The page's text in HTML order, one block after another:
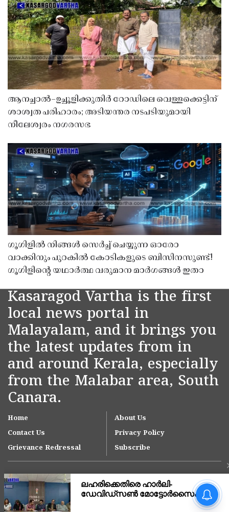
ആനച്ചാൽ–ഉച്ചൂളിക്കുതിർ റോഡിലെ വെള്ളക്കെട്ടിന്
ശാശ്വത പരിഹാരം; അടിയന്തര നടപടിയുമായി
നീലേശ്വരം നഗരസഭ
ഗൂഗിളിൽ നിങ്ങൾ സെർച്ച് ചെയ്യുന്ന ഓരോ
വാക്കിനും പുറകിൽ കോടികളുടെ ബിസിനസുണ്ട്!
ഗൂഗിളിന്റെ യഥാർത്ഥ വരുമാന മാർഗങ്ങൾ ഇതാ
Kasaragod Vartha is the first
local news portal in
Malayalam, and it brings you
the latest updates from in
and around Kerala, especially
from the Malabar area, South
Canara.
Home
About Us
Contact Us
Privacy Policy
Grievance Redressal
Subscribe
ലഹരിക്കെതിരെ ഹാർലി-
ഡേവിഡ്‌സൺ